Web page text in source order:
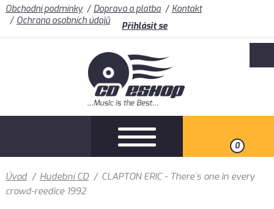
Obchodní podmínky Doprava a platba
Kontakt
Ochrana osobních údajů
Přihlásit se
0
Úvod / Hudební CD / CLAPTON ERIC - There´s one in every
crowd-reedice 1992